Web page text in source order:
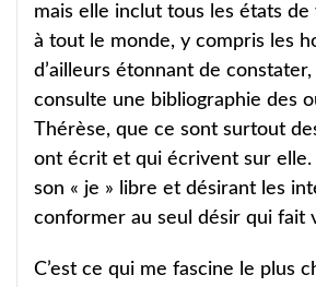
mais elle inclut tous les états de
à tout le monde, y compris les
d’ailleurs étonnant de constater,
consulte une bibliographie des
Thérèse, que ce sont surtout
ont écrit et qui écrivent sur
son « je » libre et désirant les
conformer au seul désir qui fait
C’est ce qui me fascine le plus